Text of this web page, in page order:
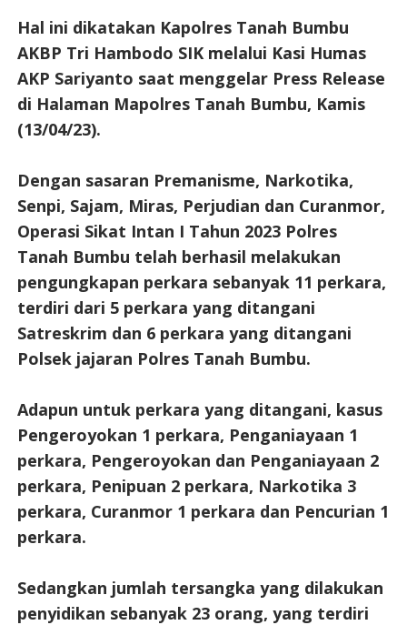
Hal ini dikatakan Kapolres Tanah Bumbu
AKBP Tri Hambodo SIK melalui Kasi Humas
AKP Sariyanto saat menggelar Press Release
di Halaman Mapolres Tanah Bumbu, Kamis
(13/04/23).
Dengan sasaran Premanisme, Narkotika,
Senpi, Sajam, Miras, Perjudian dan Curanmor,
Operasi Sikat Intan I Tahun 2023 Polres
Tanah Bumbu telah berhasil melakukan
pengungkapan perkara sebanyak 11 perkara,
terdiri dari 5 perkara yang ditangani
Satreskrim dan 6 perkara yang ditangani
Polsek jajaran Polres Tanah Bumbu.
Adapun untuk perkara yang ditangani, kasus
Pengeroyokan 1 perkara, Penganiayaan 1
perkara, Pengeroyokan dan Penganiayaan 2
perkara, Penipuan 2 perkara, Narkotika 3
perkara, Curanmor 1 perkara dan Pencurian 1
perkara.
Sedangkan jumlah tersangka yang dilakukan
penyidikan sebanyak 23 orang, yang terdiri